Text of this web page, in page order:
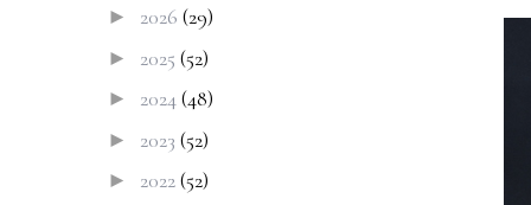
► 2026 (29)
► 2025 (52)
► 2024(48)
► 2023 (52)
► 2022(52)